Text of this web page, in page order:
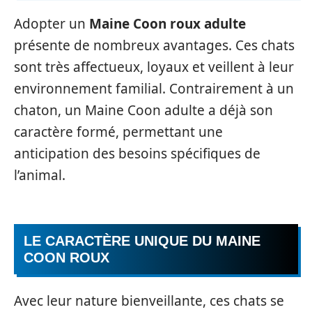
Adopter un Maine Coon roux adulte
présente de nombreux avantages. Ces chats
sont très affectueux, loyaux et veillent à leur
environnement familial. Contrairement à un
chaton, un Maine Coon adulte a déjà son
caractère formé, permettant une
anticipation des besoins spécifiques de
l’animal.
LE CARACTÈRE UNIQUE DU MAINE
COON ROUX
Avec leur nature bienveillante, ces chats se